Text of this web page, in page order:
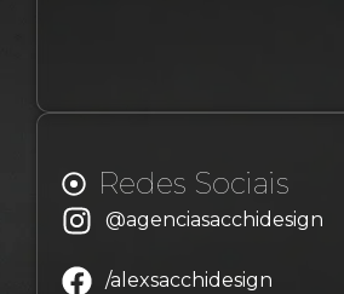
Redes Sociais
@agenciasacchidesign
/alexsacchidesign